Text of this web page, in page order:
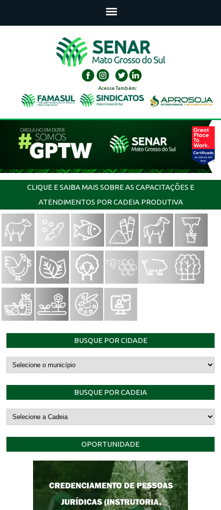
Acesse Também:
CLIQUE E SAIBA MAIS SOBRE AS CAPACITAÇÕES E
ATENDIMENTOS POR CADEIA PRODUTIVA
BUSQUE POR CIDADE
BUSQUE POR CADEIA
OPORTUNIDADE